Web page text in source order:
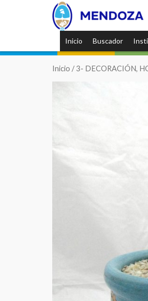
Inicio Buscador
Inicio /3- DECORACIÓN,